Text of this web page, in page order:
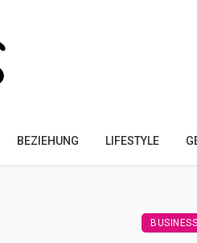
BEZIEHUNG LIFESTYLE
BUSINESS